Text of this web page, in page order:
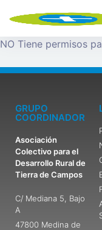
NO Tiene permisos
GRUPO
COORDINADOR
Asociación
Colectivo para el
Desarrollo Rural de
Tierra de Campos
C/ Mediana 5, Bajo
A
47800 Medina de